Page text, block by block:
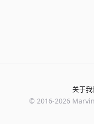
关于我
© 2016-2026